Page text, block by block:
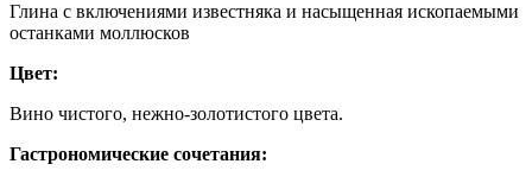
Глина с включениями известняка и насыщенная ископаемыми
останками моллюсков
Цвет:
Вино чистого, нежно-золотистого цвета.
Гастрономические сочетания: